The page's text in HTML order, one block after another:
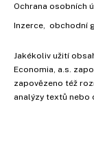
Ochrana osobních
Inzerce , obchodní
Jakékoliv užití
Economia, a.s.
zapovězeno též
analýzy textů nebo